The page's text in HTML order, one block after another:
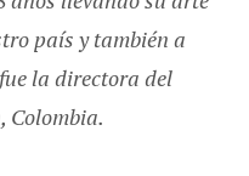
país y también a
la directora del
Colombia.